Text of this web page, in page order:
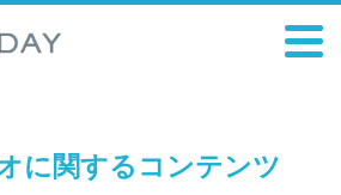
に関するコンテンツ